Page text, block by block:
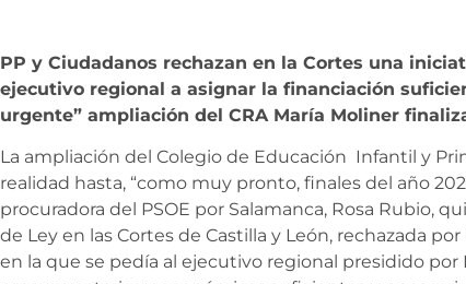
PP y Ciudadanos rechazan en la Cortes una
ejecutivo regional a asignar la financiación
urgente” ampliación del CRA María Moliner
La ampliación del Colegio de Educación Infantil y
realidad hasta, “como muy pronto, finales del año
procuradora del PSOE por Salamanca, Rosa Rubio,
de Ley en las Cortes de Castilla y León, rechazada
en la que se pedía al ejecutivo regional presidido